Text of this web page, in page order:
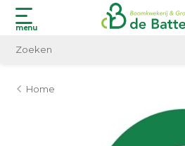
menu
Home